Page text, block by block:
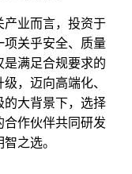
业而言，投资于
项关乎安全、质量
满足合规要求的
，迈向高端化、
大背景下，选择
作伙伴共同研发
之选。